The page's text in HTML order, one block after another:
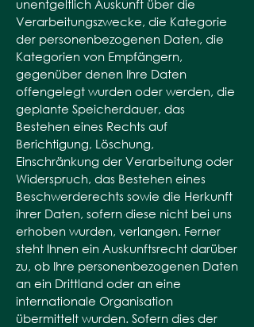
unentgeltlich Auskunft über die
Verarbeitungszwecke, die Kategorie
der personenbezogenen Daten, die
Kategorien von Empfängern,
gegenüber denen Ihre Daten
offengelegt wurden oder werden, die
geplante Speicherdauer, das
Bestehen eines Rechts auf
Berichtigung, Löschung,
Einschränkung der Verarbeitung oder
Widerspruch, das Bestehen eines
Beschwerderechts sowie die Herkunft
ihrer Daten, sofern diese nicht bei uns
erhoben wurden, verlangen. Ferner
steht Ihnen ein Auskunftsrecht darüber
zu, ob Ihre personenbezogenen Daten
an ein Drittland oder an eine
internationale Organisation
übermittelt wurden. Sofern dies der